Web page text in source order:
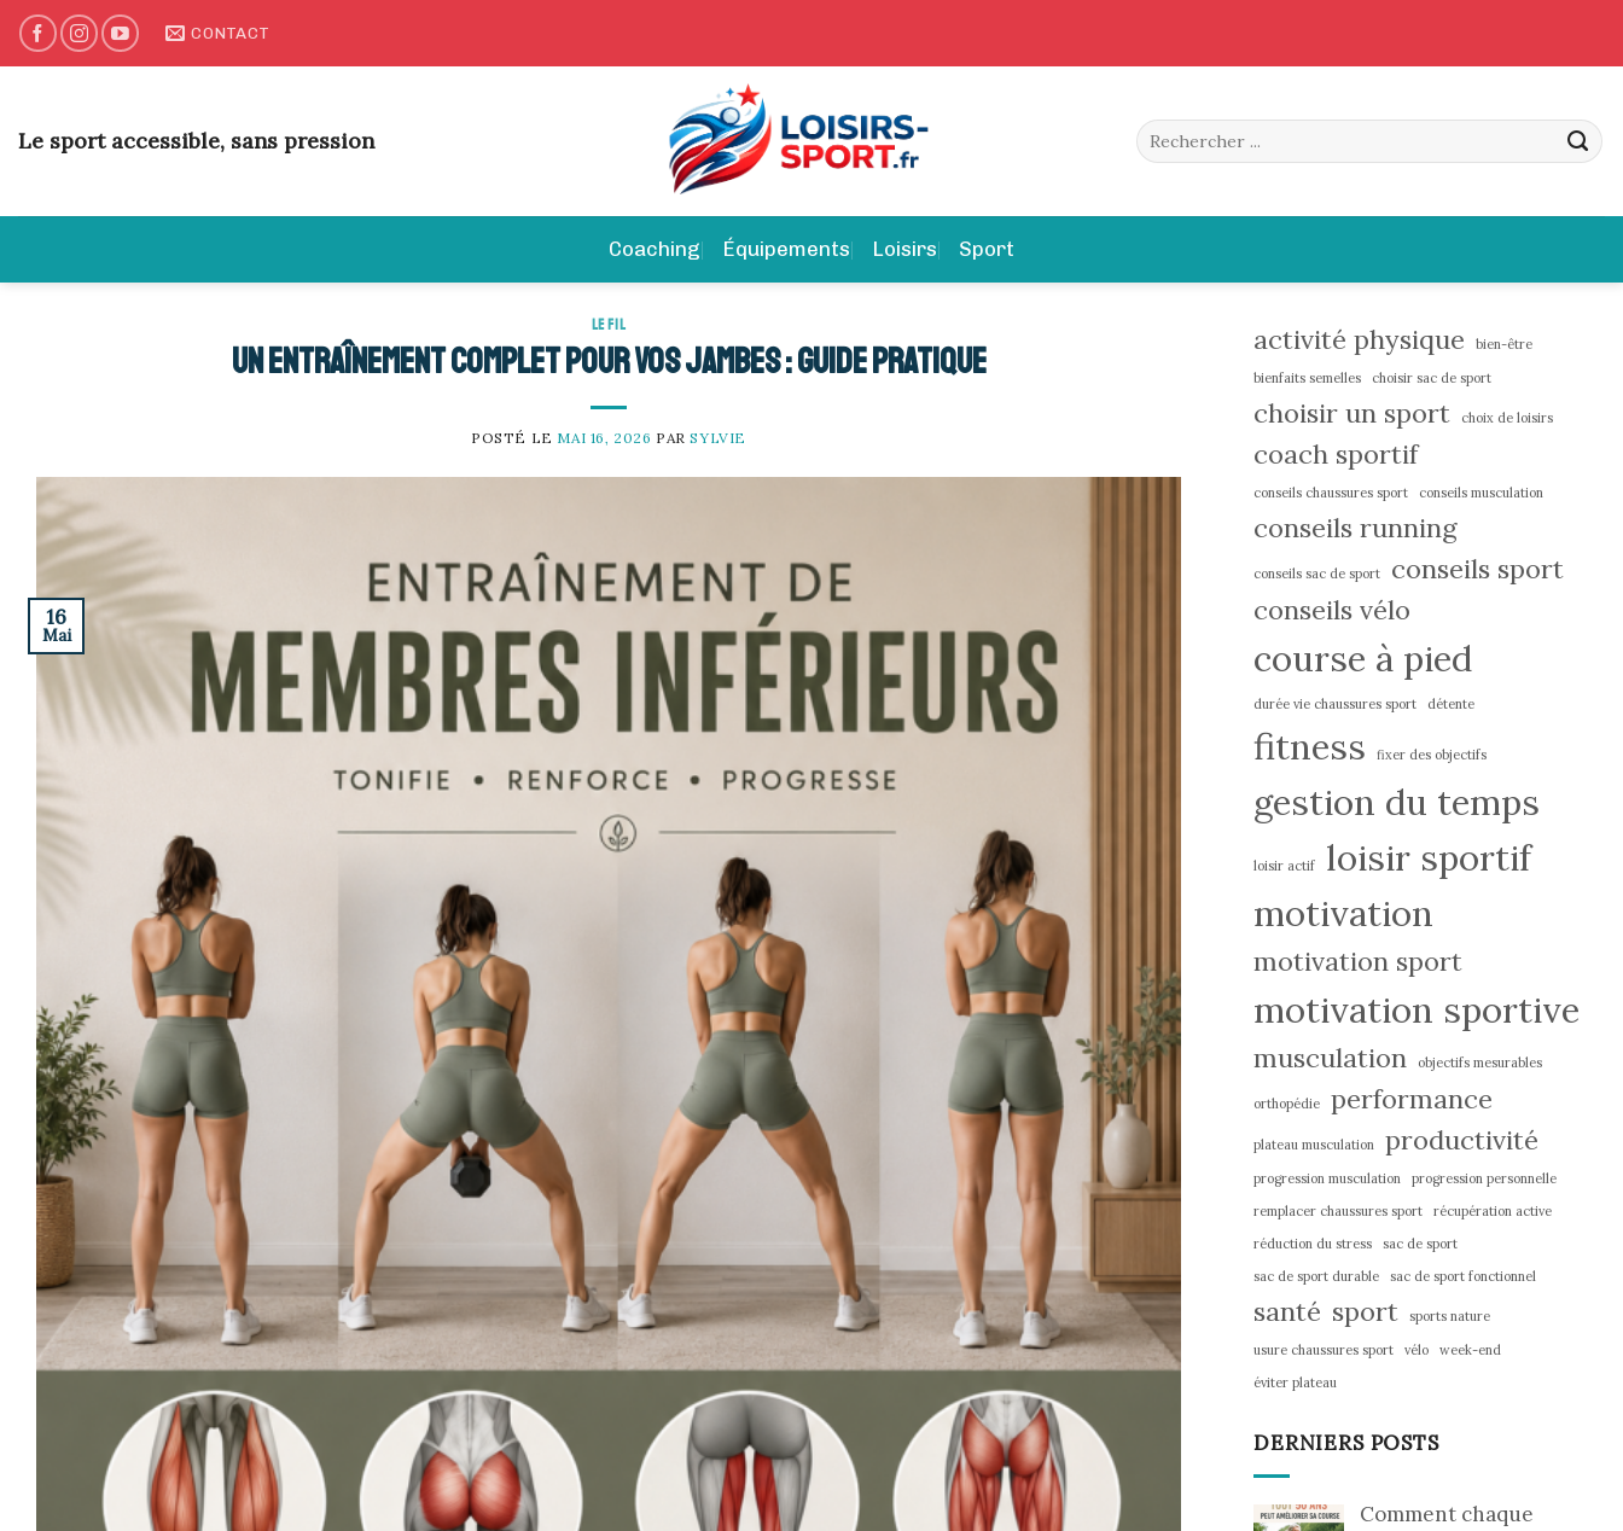
Skip
CONTACT
Le sport accessible, sans pression
Coaching Équipements Loisirs Sport
LE FIL
Un entraînement complet pour vos jambes : guide pratique
POSTÉ LE MAI 16, 2026 PARSYLVIE
16
Mai
activité physique
bien-être
bienfaits semelles
choisir sac de sport
choisir un sport choix de loisirs
coach sportif
conseils chaussures sport conseils musculation
conseils running
conseils sac de sport
conseils sport
conseils vélo
course à pied
durée vie chaussures sport détente
fitness fixer des objectifs
gestion du temps
loisir actif
loisir sportif
motivation
motivation sport
motivation sportive
musculation objectifs mesurables
orthopédie performance
plateau musculation productivité
progression musculation
progression personnelle
remplacer chaussures sport
récupération active
réduction du stress
sac de sport
sac de sport durable
sac de sport fonctionnel
santé sport
sports nature
usure chaussures sport
vélo
week-end
éviter plateau
DERNIERS POSTS
Comment chaque